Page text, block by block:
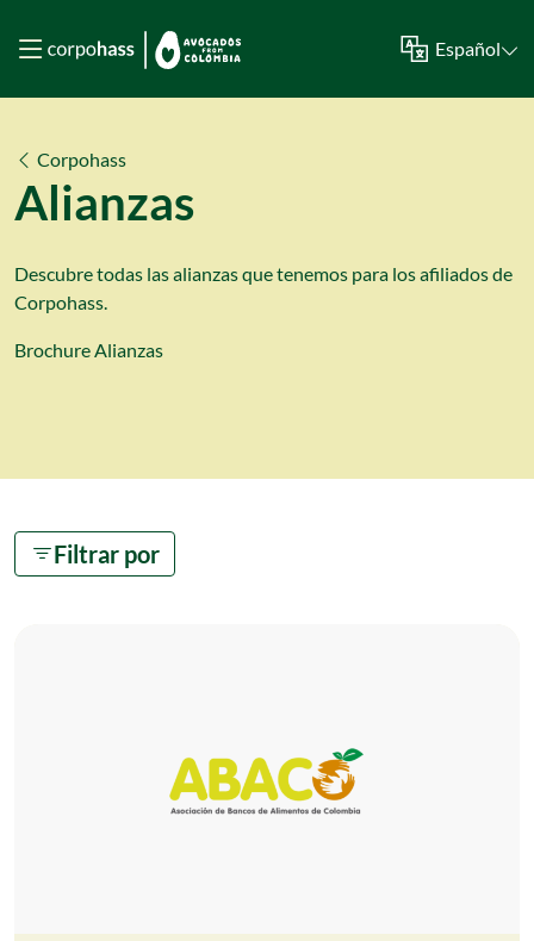
Español
Corpohass
Alianzas
Descubre todas las alianzas que tenemos para los afiliados de
Corpohass.
Brochure Alianzas
Filtrar por